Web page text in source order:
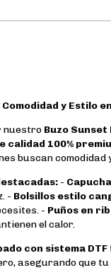
Comodidad y Estilo
nuestro Buzo Sunset
calidad 100%
buscan comodidad
- Capucha
- Bolsillos estilo
- Puños en rib
el calor.
con sistema
asegurando que